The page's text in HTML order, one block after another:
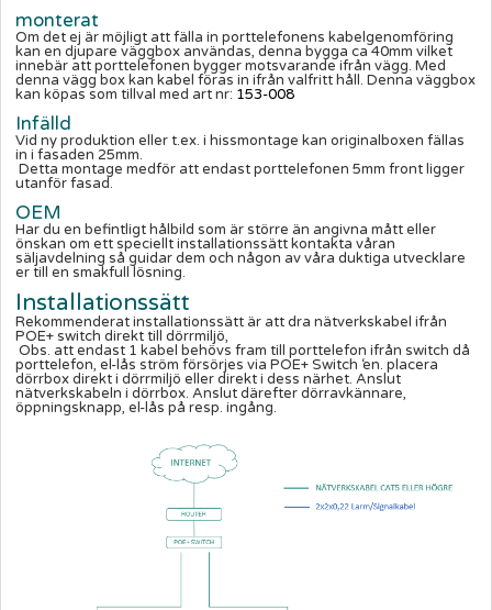
monterat
Om det ej är möjligt att fälla in porttelefonens kabelgenomföring
kan en djupare väggbox användas, denna bygga ca 40mm vilket
innebär att porttelefonen bygger motsvarande ifrån vägg. Med
denna vägg box kan kabel föras in ifrån valfritt håll. Denna väggbox
kan köpas som tillval med art nr: 153-008
Infälld
Vid ny produktion eller t.ex. i hissmontage kan originalboxen fällas
in i fasaden 25mm.
Detta montage medför att endast porttelefonen 5mm front ligger
utanför fasad.
OEM
Har du en befintligt hålbild som är större än angivna mått eller
önskan om ett speciellt installationssätt kontakta våran
säljavdelning så guidar dem och någon av våra duktiga utvecklare
er till en smakfull lösning.
Installationssätt
Rekommenderat installationssätt är att dra nätverkskabel ifrån
POE+ switch direkt till dörrmiljö,
Obs. att endast 1 kabel behövs fram till porttelefon ifrån switch då
porttelefon, el-lås ström försörjes via POE+ Switch ‘en. placera
dörrbox direkt i dörrmiljö eller direkt i dess närhet. Anslut
nätverkskabeln i dörrbox. Anslut därefter dörravkännare,
öppningsknapp, el-lås på resp. ingång.